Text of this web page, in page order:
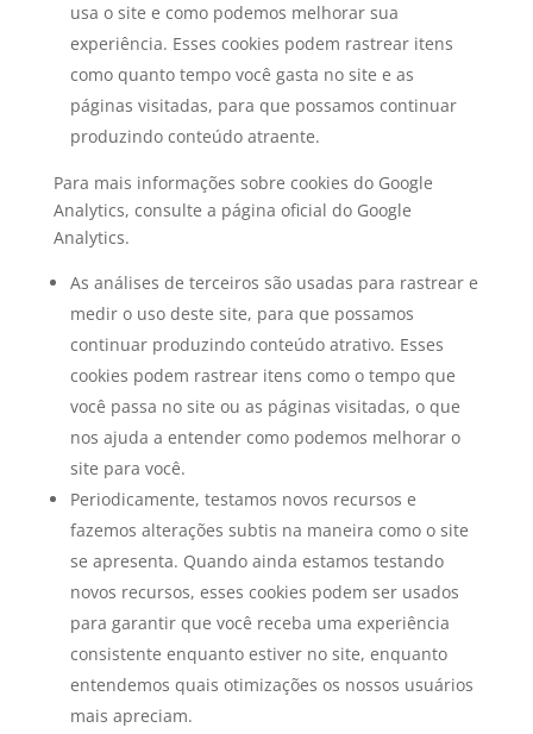
usa o site e como podemos melhorar sua
experiência. Esses cookies podem rastrear itens
como quanto tempo você gasta no site e as
páginas visitadas, para que possamos continuar
produzindo conteúdo atraente.
Para mais informações sobre cookies do Google
Analytics, consulte a página oficial do Google
Analytics.
As análises de terceiros são usadas para rastrear e
medir o uso deste site, para que possamos
continuar produzindo conteúdo atrativo. Esses
cookies podem rastrear itens como o tempo que
você passa no site ou as páginas visitadas, o que
nos ajuda a entender como podemos melhorar o
site para você.
Periodicamente, testamos novos recursos e
fazemos alterações subtis na maneira como o site
se apresenta. Quando ainda estamos testando
novos recursos, esses cookies podem ser usados ​​
para garantir que você receba uma experiência
consistente enquanto estiver no site, enquanto
entendemos quais otimizações os nossos usuários
mais apreciam.